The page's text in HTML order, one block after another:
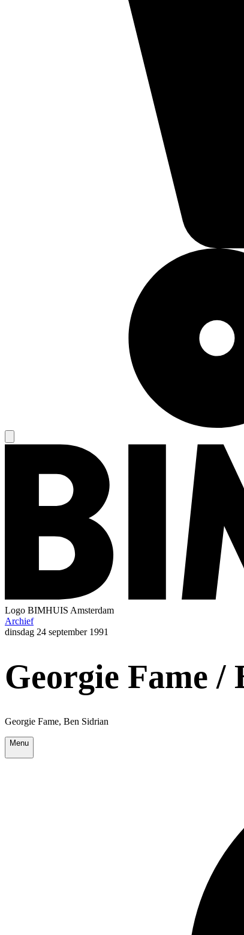
Logo BIMHUIS Amsterdam
Archief
dinsdag 24 september 1991
Georgie Fame /
Georgie Fame, Ben Sidrian
Menu